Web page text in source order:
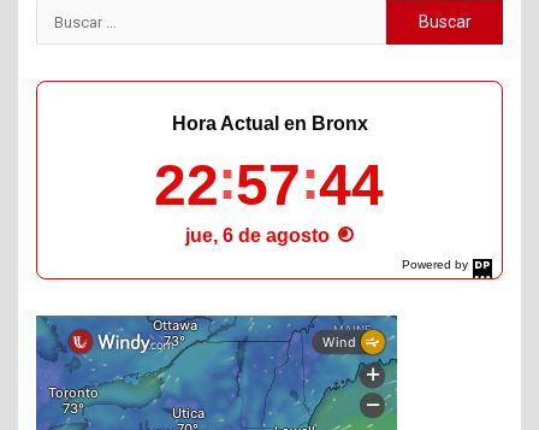
Buscar:
Powered by
DaysPedia.com
Hora Actual en Bronx
22 57 45
jue, 6 de agosto